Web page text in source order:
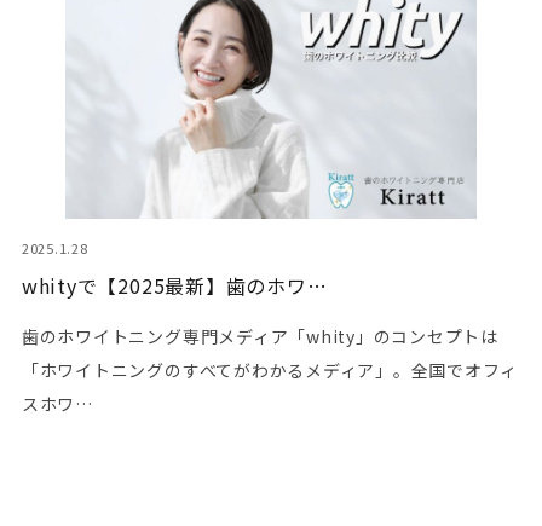
2025.1.28
whityで【2025最新】歯のホワ…
歯のホワイトニング専門メディア「whity」のコンセプトは
「ホワイトニングのすべてがわかるメディア」。全国でオフィ
スホワ…